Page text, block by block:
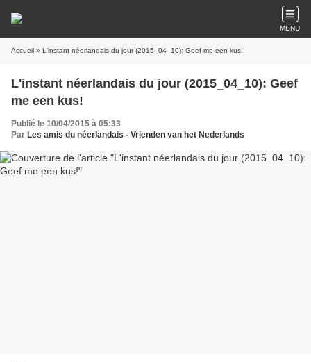
MENU
Accueil » L'instant néerlandais du jour (2015_04_10): Geef me een kus!
L'instant néerlandais du jour (2015_04_10): Geef
me een kus!
Publié le 10/04/2015 à 05:33
Par Les amis du néerlandais - Vrienden van het Nederlands